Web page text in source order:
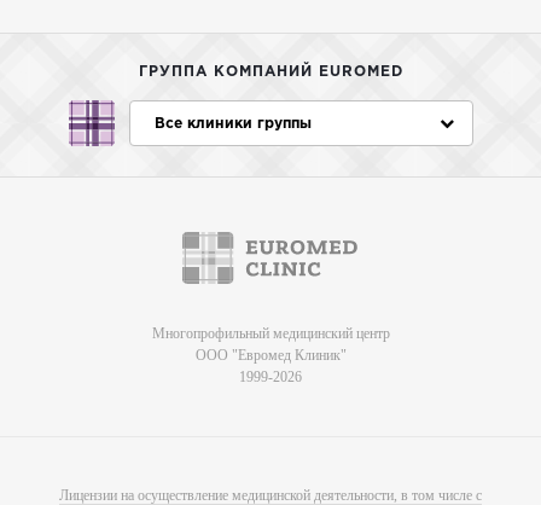
ГРУППА КОМПАНИЙ EUROMED
Все клиники группы
Многопрофильный медицинский центр
ООО "Евромед Клиник"
1999-2026
Лицензии на осуществление медицинской деятельности, в том числе с